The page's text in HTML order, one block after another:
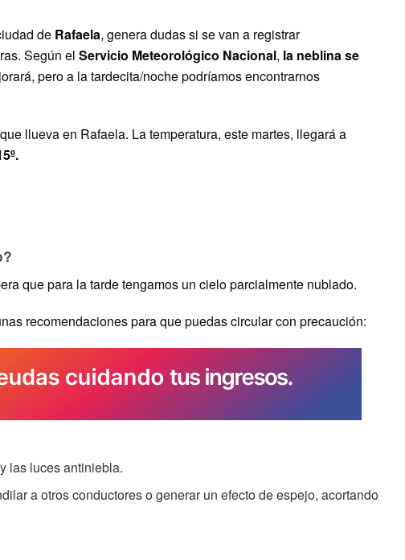
de Rafaela, genera dudas si se van a registrar
Según el Servicio Meteorológico Nacional, la neblina se
pero a la tardecita/noche podríamos encontrarnos
llueva en Rafaela. La temperatura, este martes, llegará a
que para la tarde tengamos un cielo parcialmente nublado.
recomendaciones para que puedas circular con precaución:
las luces antiniebla.
a otros conductores o generar un efecto de espejo, acortando